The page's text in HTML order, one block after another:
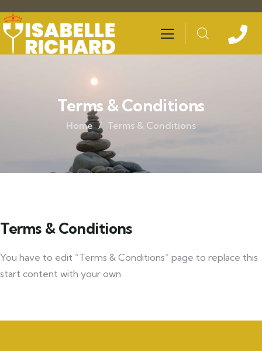
Terms & Conditions
Home Terms & Conditions
Terms & Conditions
You have to edit “Terms & Conditions” page to replace this
start content with your own.